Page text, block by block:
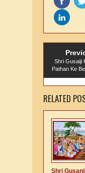
Shri Gusaiji
Pathan Ke
RELATED
Shri